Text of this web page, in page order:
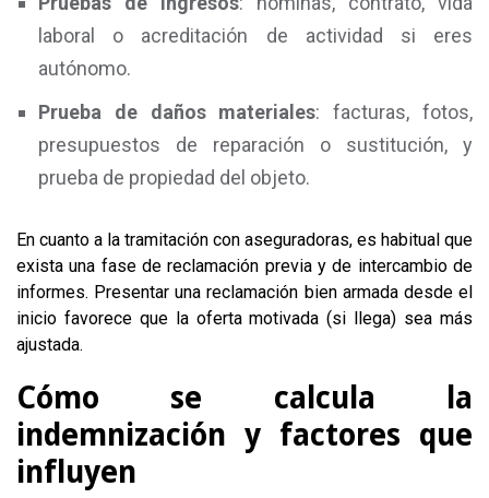
laboral o acreditación de actividad si eres
autónomo.
Prueba de daños materiales: facturas, fotos,
presupuestos de reparación o sustitución, y
prueba de propiedad del objeto.
En cuanto a la tramitación con aseguradoras, es habitual que
exista una fase de reclamación previa y de intercambio de
informes. Presentar una reclamación bien armada desde el
inicio favorece que la oferta motivada (si llega) sea más
ajustada.
Cómo se calcula la
indemnización y factores que
influyen